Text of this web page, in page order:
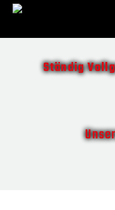
Ständig